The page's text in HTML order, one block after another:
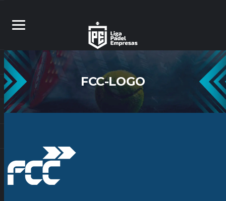
FCC-LOGO